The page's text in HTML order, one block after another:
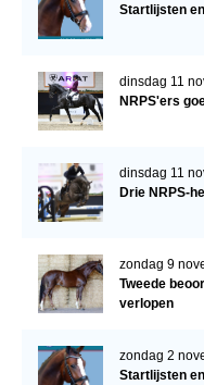
Startlijsten
dinsdag 11
NRPS'ers
dinsdag 11
Drie NRPS-
zondag 9
Tweede
verlopen
zondag 2
Startlijsten